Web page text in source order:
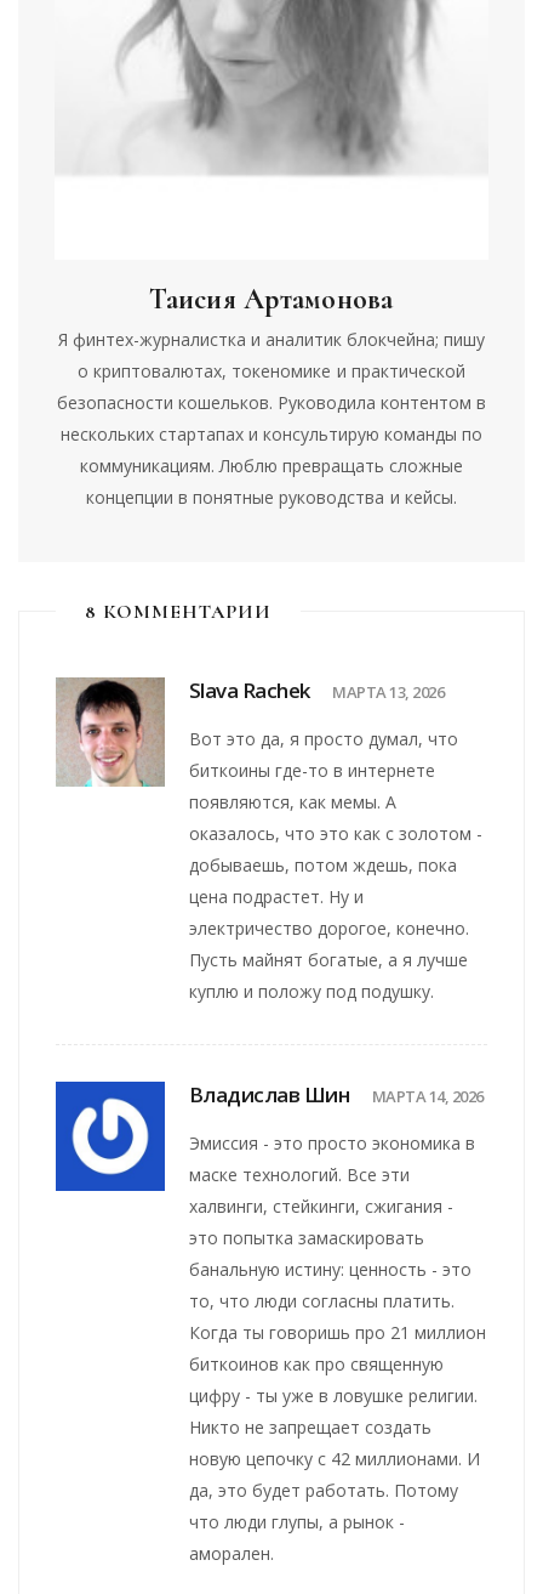
Таисия Артамонова
Я финтех-журналистка и аналитик блокчейна; пишу
о криптовалютах, токеномике и практической
безопасности кошельков. Руководила контентом в
нескольких стартапах и консультирую команды по
коммуникациям. Люблю превращать сложные
концепции в понятные руководства и кейсы.
8 КОММЕНТАРИИ
Slava Rachek МАРТА 13, 2026
Вот это да, я просто думал, что
биткоины где-то в интернете
появляются, как мемы. А
оказалось, что это как с золотом -
добываешь, потом ждешь, пока
цена подрастет. Ну и
электричество дорогое, конечно.
Пусть майнят богатые, а я лучше
куплю и положу под подушку.
Владислав Шин МАРТА 14, 2026
Эмиссия - это просто экономика в
маске технологий. Все эти
халвинги, стейкинги, сжигания -
это попытка замаскировать
банальную истину: ценность - это
то, что люди согласны платить.
Когда ты говоришь про 21 миллион
биткоинов как про священную
цифру - ты уже в ловушке религии.
Никто не запрещает создать
новую цепочку с 42 миллионами. И
да, это будет работать. Потому
что люди глупы, а рынок -
аморален.